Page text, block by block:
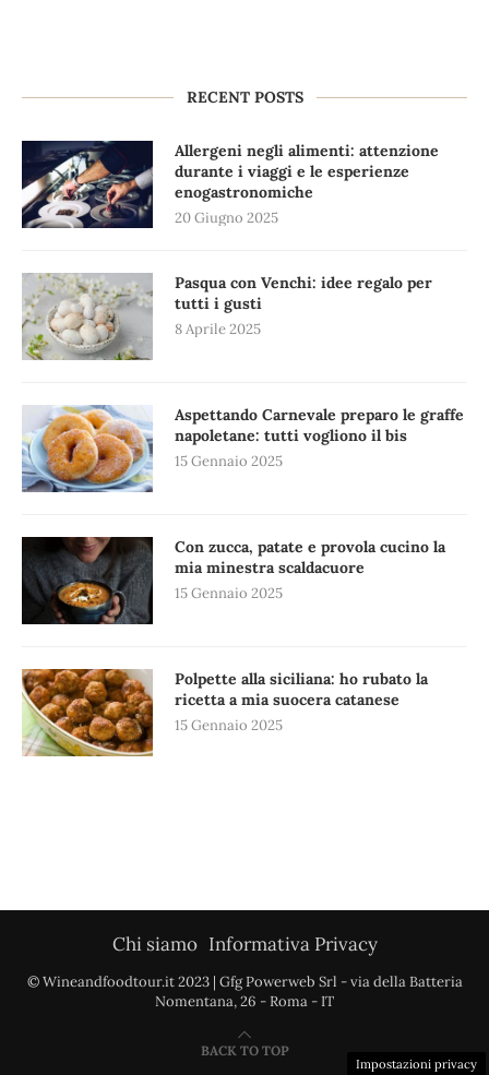
RECENT POSTS
Allergeni negli alimenti: attenzione
durante i viaggi e le esperienze
enogastronomiche
20 Giugno 2025
Pasqua con Venchi: idee regalo per
tutti i gusti
8 Aprile 2025
Aspettando Carnevale preparo le graffe
napoletane: tutti vogliono il bis
15 Gennaio 2025
Con zucca, patate e provola cucino la
mia minestra scaldacuore
15 Gennaio 2025
Polpette alla siciliana: ho rubato la
ricetta a mia suocera catanese
15 Gennaio 2025
Chi siamo Informativa Privacy
© Wineandfoodtour.it 2023 | Gfg Powerweb Srl - via della Batteria
Nomentana, 26 - Roma - IT
BACK TO TOP
Impostazioni privacy